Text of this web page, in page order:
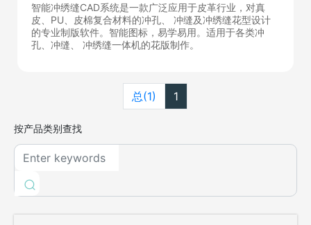
按产品类别查找
智能冲绣缝CAD系统是一款广泛应用于皮革行业，对真
皮、PU、皮棉复合材料的冲孔、 冲缝及冲绣缝花型设计
的专业制版软件。智能图标，易学易用。适用于各类冲
孔、冲缝、 冲绣缝一体机的花版制作。
总(1) 1